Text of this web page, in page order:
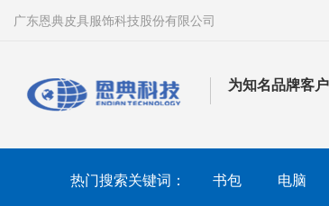
广东恩典皮具服饰科技股份有限公司
为知名品牌客
热门搜索关键词： 书包 电脑